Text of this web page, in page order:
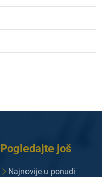
Pogledajte još
Najnovije u ponudi